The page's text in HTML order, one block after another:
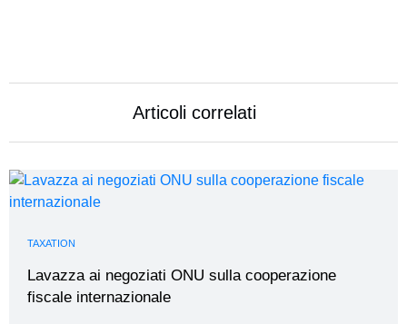
Articoli correlati
TAXATION
Lavazza ai negoziati ONU sulla cooperazione
fiscale internazionale